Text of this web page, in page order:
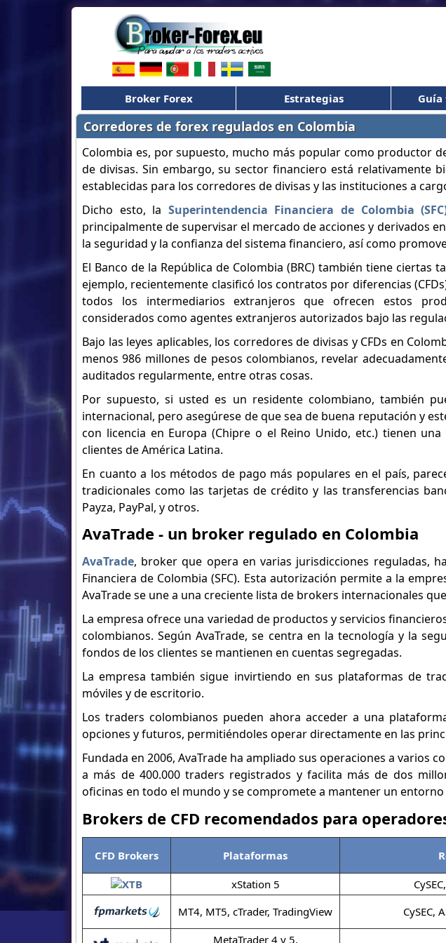
Broker Forex Estrategias
Corredores de forex regulados en Colombia
Colombia es, por supuesto, mucho más popular como productor
de divisas. Sin embargo, su sector financiero está relativamente
establecidas para los corredores de divisas y las instituciones a
Dicho esto, la Superintendencia Financiera de Colombia
principalmente de supervisar el mercado de acciones y derivados
la seguridad y la confianza del sistema financiero, así como
El Banco de la República de Colombia (BRC) también tiene ciertas
ejemplo, recientemente clasificó los contratos por diferencias
todos los intermediarios extranjeros que ofrecen estos
considerados como agentes extranjeros autorizados bajo las
Bajo las leyes aplicables, los corredores de divisas y CFDs en
menos 986 millones de pesos colombianos, revelar
auditados regularmente, entre otras cosas.
Por supuesto, si usted es un residente colombiano, también
internacional, pero asegúrese de que sea de buena reputación y
con licencia en Europa (Chipre o el Reino Unido, etc.) tienen
clientes de América Latina.
En cuanto a los métodos de pago más populares en el país,
tradicionales como las tarjetas de crédito y las transferencias
Payza, PayPal, y otros.
AvaTrade - un broker regulado en Colombia
AvaTrade, broker que opera en varias jurisdicciones reguladas,
Financiera de Colombia (SFC). Esta autorización permite a la
AvaTrade se une a una creciente lista de brokers internacionales
La empresa ofrece una variedad de productos y servicios
colombianos. Según AvaTrade, se centra en la tecnología y la
fondos de los clientes se mantienen en cuentas segregadas.
La empresa también sigue invirtiendo en sus plataformas de
móviles y de escritorio.
Los traders colombianos pueden ahora acceder a una
opciones y futuros, permitiéndoles operar directamente en las
Fundada en 2006, AvaTrade ha ampliado sus operaciones a varios
a más de 400.000 traders registrados y facilita más de dos
oficinas en todo el mundo y se compromete a mantener un
Brokers de CFD recomendados para
CFD Brokers Plataformas
xStation 5
MT4, MT5, cTrader, TradingView
CySEC,
MetaTrader 4 y 5,